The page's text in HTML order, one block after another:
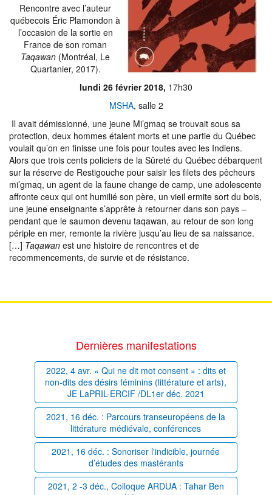
Rencontre avec l’auteur
québecois Éric Plamondon à
l’occasion de la sortie en
France de son roman
Taqawan (Montréal, Le
Quartanier, 2017).
lundi 26 février 2018, 17h30
MSHA, salle 2
Il avait démissionné, une jeune Mi’gmaq se trouvait sous sa
protection, deux hommes étaient morts et une partie du Québec
voulait qu’on en finisse une fois pour toutes avec les Indiens.
Alors que trois cents policiers de la Sûreté du Québec débarquent
sur la réserve de Restigouche pour saisir les filets des pêcheurs
mi’gmaq, un agent de la faune change de camp, une adolescente
affronte ceux qui ont humilié son père, un vieil ermite sort du bois,
une jeune enseignante s’apprête à retourner dans son pays –
pendant que le saumon devenu taqawan, au retour de son long
périple en mer, remonte la rivière jusqu’au lieu de sa naissance.
[…] Taqawan est une histoire de rencontres et de
recommencements, de survie et de résistance.
Dernières manifestations
2022, 4 avr. « Qui ne dit mot consent » : dits et
non-dits des désirs féminins (littérature et arts),
JE LaPRIL-ERCIF /DL1er déc. 2021
2021, 16 déc. : Parcours transeuropéens de la
littérature médiévale, conférences
2021, 16 déc. : Sonoriser l'indicible, journée
d’études des mastérants
2021, 2 -3 déc., Colloque ARDUA : Tahar Ben